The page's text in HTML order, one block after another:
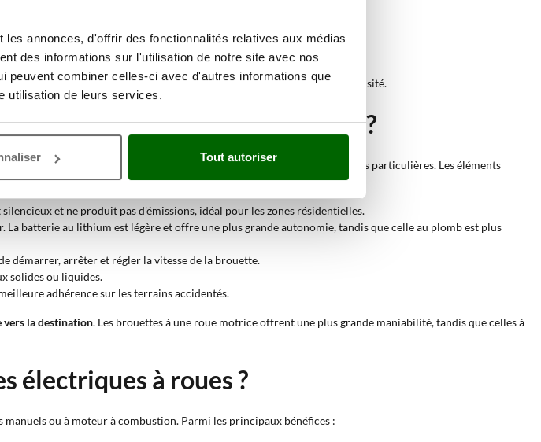
annonces, d'offrir des fonctionnalités relatives aux médias
des informations sur l'utilisation de notre site avec nos
peuvent combiner celles-ci avec d'autres informations que
utilisation de leurs services.
Tout autoriser
de taille dans les jardins et potagers.
dans de petits chantiers.
même dans des espaces limités.
répondre à des besoins professionnels dans des contextes de faible intensité.
à batterie petites avec roues ?
optimiser les performances sans nécessiter de compétences techniques particulières. Les éléments
et ne produit pas d'émissions, idéal pour les zones résidentielles.
batterie au lithium est légère et offre une plus grande autonomie, tandis que celle au plomb est plus
démarrer, arrêter et régler la vitesse de la brouette.
solides ou liquides.
adhérence sur les terrains accidentés.
vers la destination. Les brouettes à une roue motrice offrent une plus grande maniabilité, tandis que celles à
électriques à roues ?
ou à moteur à combustion. Parmi les principaux bénéfices :